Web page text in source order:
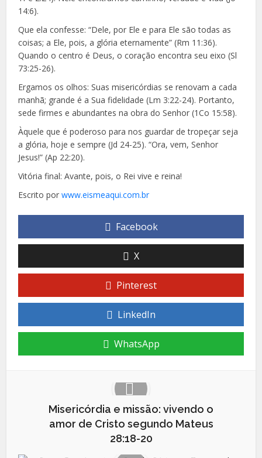
14:6).
Que ela confesse: “Dele, por Ele e para Ele são todas as
coisas; a Ele, pois, a glória eternamente” (Rm 11:36).
Quando o centro é Deus, o coração encontra seu eixo (Sl
73:25-26).
Ergamos os olhos: Suas misericórdias se renovam a cada
manhã; grande é a Sua fidelidade (Lm 3:22-24). Portanto,
sede firmes e abundantes na obra do Senhor (1Co 15:58).
Àquele que é poderoso para nos guardar de tropeçar seja
a glória, hoje e sempre (Jd 24-25). “Ora, vem, Senhor
Jesus!” (Ap 22:20).
Vitória final: Avante, pois, o Rei vive e reina!
Escrito porwww.eismeaqui.com.br
Facebook
X
Pinterest
LinkedIn
WhatsApp
Misericórdia e missão: vivendo o
amor de Cristo segundo Mateus
28:18-20